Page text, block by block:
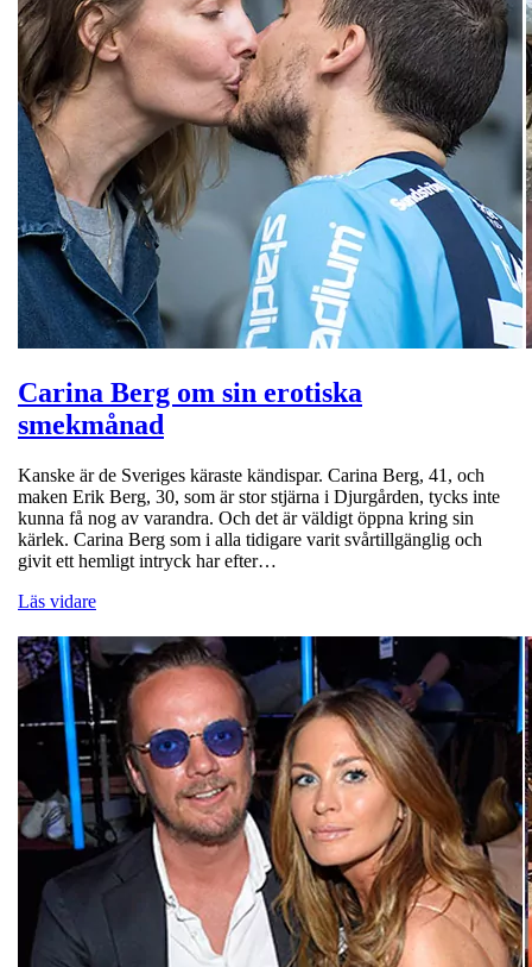
Carina Berg om sin erotiska
smekmånad
Kanske är de Sveriges käraste kändispar. Carina Berg, 41, och
maken Erik Berg, 30, som är stor stjärna i Djurgården, tycks inte
kunna få nog av varandra. Och det är väldigt öppna kring sin
kärlek. Carina Berg som i alla tidigare varit svårtillgänglig och
givit ett hemligt intryck har efter…
Läs vidare